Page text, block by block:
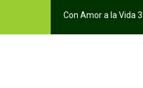
Con Amor a la Vida 3